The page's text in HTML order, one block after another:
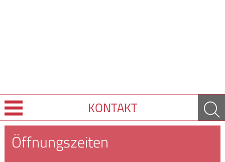
KONTAKT
Leistungen
Öffnungszeiten